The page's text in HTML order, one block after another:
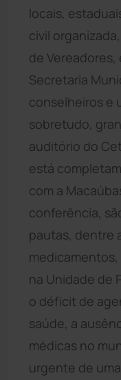
locais,
civil
de
Secretaria
conselheiros e
sobretudo,
auditório do
está
com a
conferência,
pautas, dentre
na Unidade de
o déficit de
saúde, a
médicas no
urgente de